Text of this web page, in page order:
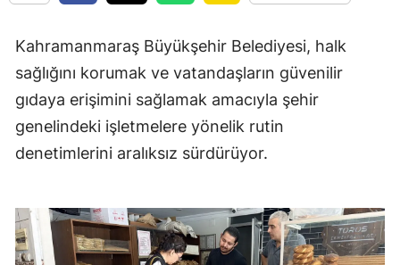
Kahramanmaraş Büyükşehir Belediyesi, halk
sağlığını korumak ve vatandaşların güvenilir
gıdaya erişimini sağlamak amacıyla şehir
genelindeki işletmelere yönelik rutin
denetimlerini aralıksız sürdürüyor.